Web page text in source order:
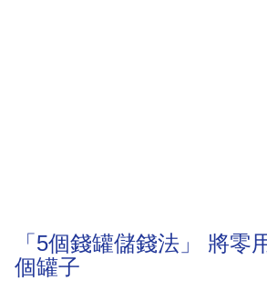
「5個錢罐儲錢法」 將零
個罐子